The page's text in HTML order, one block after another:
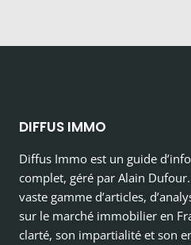
DIFFUS IMMO
Diffus Immo est un guide
complet, géré par Alain
vaste gamme d’articles,
sur le marché immobilier en
clarté, son impartialité et son